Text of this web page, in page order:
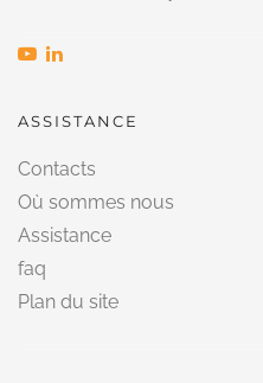
ASSISTANCE
Contacts
Où sommes nous
Assistance
faq
Plan du site